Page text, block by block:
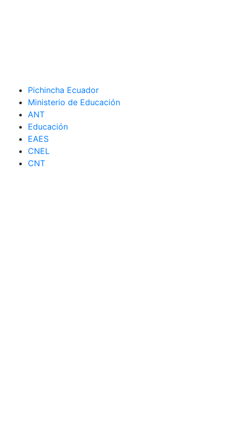
Pichincha Ecuador
Ministerio de Educación
ANT
Educación
EAES
CNEL
CNT